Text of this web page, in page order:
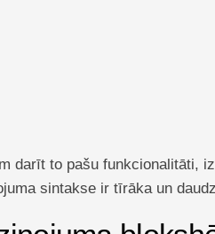
darīt to pašu funkcionalitāti,
sintakse ir tīrāka un